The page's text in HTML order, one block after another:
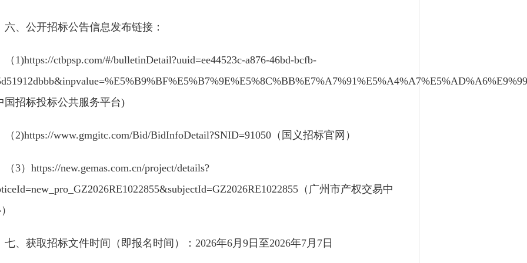
六、公开招标公告信息发布链接：
（1)https://ctbpsp.com/#/bulletinDetail?uuid=ee44523c-a876-46bd-bcfb-
国招标投标公共服务平台)
（2)https://www.gmgitc.com/Bid/BidInfoDetail?SNID=91050（国义招标官网）
（3）https://new.gemas.com.cn/project/details?
（广州市产权交易中
七、获取招标文件时间（即报名时间）：2026年6月9日至2026年7月7日